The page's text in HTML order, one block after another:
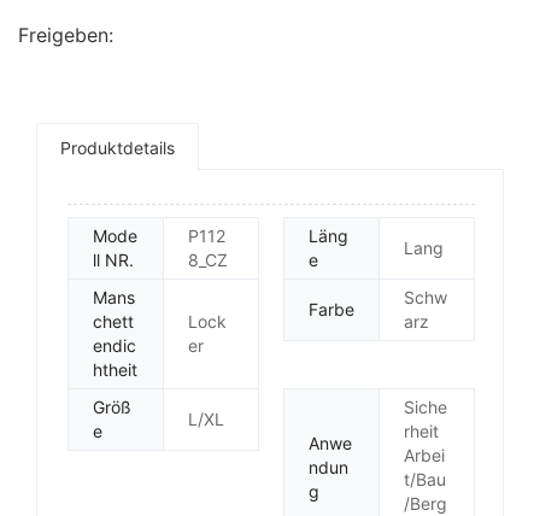
Freigeben:
Produktdetails
Mode
ll NR.
P112
8_CZ
Läng
e
Lang
Mans
chett
endic
htheit
Lock
er
Farbe
Schw
arz
Größ
e
L/XL
Anwe
ndun
g
Siche
rheit
Arbei
t/Bau
/Berg